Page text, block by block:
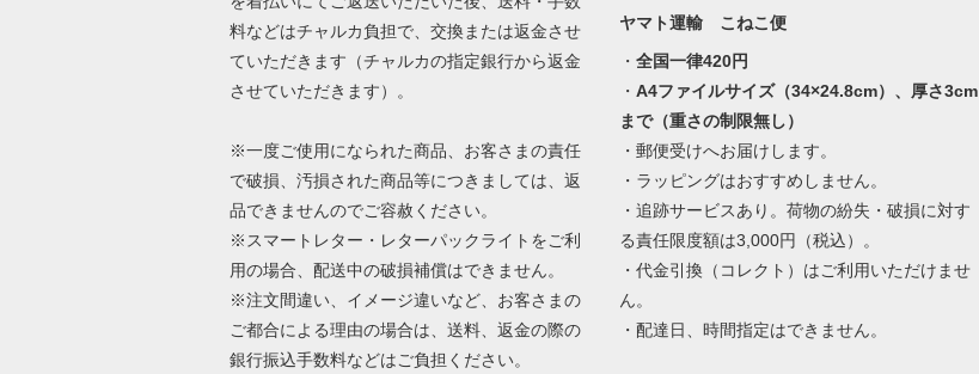
料などはチャルカ負担で、交換または返金させ
ていただきます（チャルカの指定銀行から返金
させていただきます）。
※一度ご使用になられた商品、お客さまの責任
で破損、汚損された商品等につきましては、返
品できませんのでご容赦ください。
※スマートレター・レターパックライトをご利
用の場合、配送中の破損補償はできません。
※注文間違い、イメージ違いなど、お客さまの
ご都合による理由の場合は、送料、返金の際の
銀行振込手数料などはご負担ください。
ヤマト運輸 こねこ便
・全国一律420円
・A4ファイルサイズ（34×24.8cm）、厚さ3cm
まで（重さの制限無し）
・郵便受けへお届けします。
・ラッピングはおすすめしません。
・追跡サービスあり。荷物の紛失・破損に対す
る責任限度額は3,000円（税込）。
・代金引換（コレクト）はご利用いただけませ
ん。
・配達日、時間指定はできません。